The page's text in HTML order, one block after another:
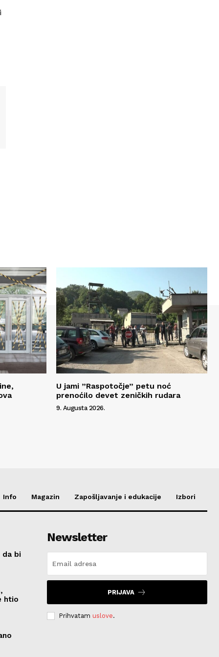
U jami ”Raspotočje” petu noć
prenoćilo devet zeničkih rudara
9. Augusta 2026.
Info Magazin Zapošljavanje i edukacije Izbori
da bi
htio
Newsletter
PRIJAVA
Prihvatam uslove.